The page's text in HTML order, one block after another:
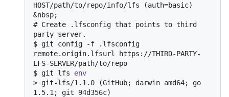
HOST/path/to/repo/info/lfs (auth=basic)
# Create .lfsconfig that points to third
party server.
$ git config -f .lfsconfig
remote.origin.lfsurl https://THIRD-PARTY-
LFS-SERVER/path/to/repo
$ git lfs env
> git-lfs/1.1.0 (GitHub; darwin amd64; go
1.5.1; git 94d356c)